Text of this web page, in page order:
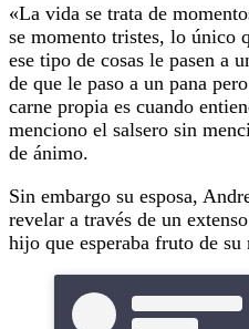
«La vida se trata de
se momento tristes, lo único
ese tipo de cosas le pasen a
de que le paso a un pana
carne propia es cuando
menciono el salsero sin
de ánimo.
Sin embargo su esposa,
revelar a través de un
hijo que esperaba fruto de su